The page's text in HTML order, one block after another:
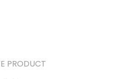
PRODUCT